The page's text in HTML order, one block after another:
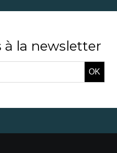
à la newsletter
OK